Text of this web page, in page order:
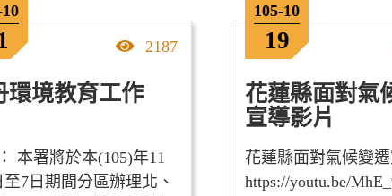
點擊率
2187
環境教育工作
本署將於本(105)年11
至7日期間分區辦理北、
105-10
19
花蓮縣面對氣
宣導影片
花蓮縣面對氣候變遷
https://youtu.be/